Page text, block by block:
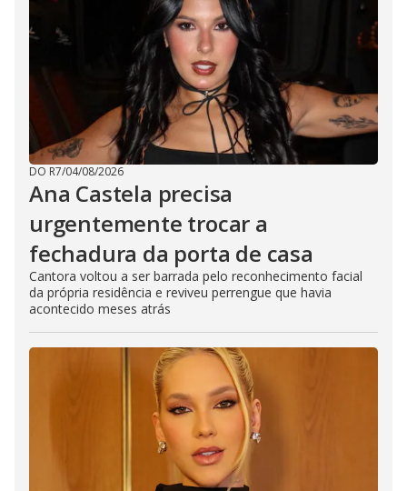
DO R7/04/08/2026
Ana Castela precisa
urgentemente trocar a
fechadura da porta de casa
Cantora voltou a ser barrada pelo reconhecimento facial
da própria residência e reviveu perrengue que havia
acontecido meses atrás